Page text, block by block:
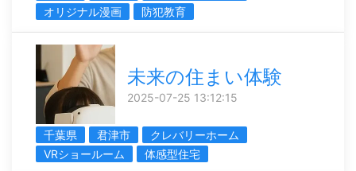
オリジナル漫画
防犯教育
未来の住まい体験
2025-07-25 13:12:15
千葉県 君津市
クレバリーホーム
VRショールーム
体感型住宅